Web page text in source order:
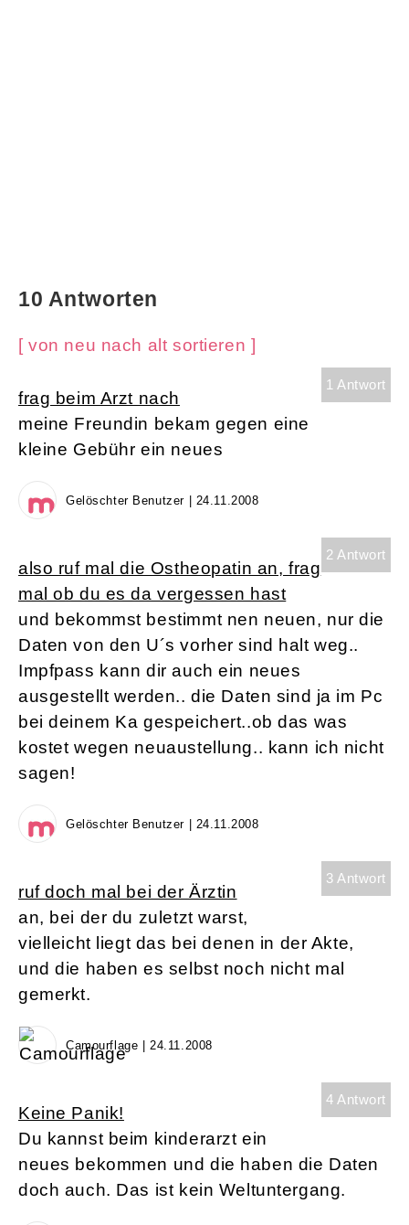
10 Antworten
[ von neu nach alt sortieren ]
1 Antwort
frag beim Arzt nach
meine Freundin bekam gegen eine
kleine Gebühr ein neues
Gelöschter Benutzer | 24.11.2008
2 Antwort
also ruf mal die Ostheopatin an, frag
mal ob du es da vergessen hast
und bekommst bestimmt nen neuen, nur die
Daten von den U´s vorher sind halt weg..
Impfpass kann dir auch ein neues
ausgestellt werden.. die Daten sind ja im Pc
bei deinem Ka gespeichert..ob das was
kostet wegen neuaustellung.. kann ich nicht
sagen!
Gelöschter Benutzer | 24.11.2008
3 Antwort
ruf doch mal bei der Ärztin
an, bei der du zuletzt warst,
vielleicht liegt das bei denen in der Akte,
und die haben es selbst noch nicht mal
gemerkt.
Camourflage | 24.11.2008
4 Antwort
Keine Panik!
Du kannst beim kinderarzt ein
neues bekommen und die haben die Daten
doch auch. Das ist kein Weltuntergang.